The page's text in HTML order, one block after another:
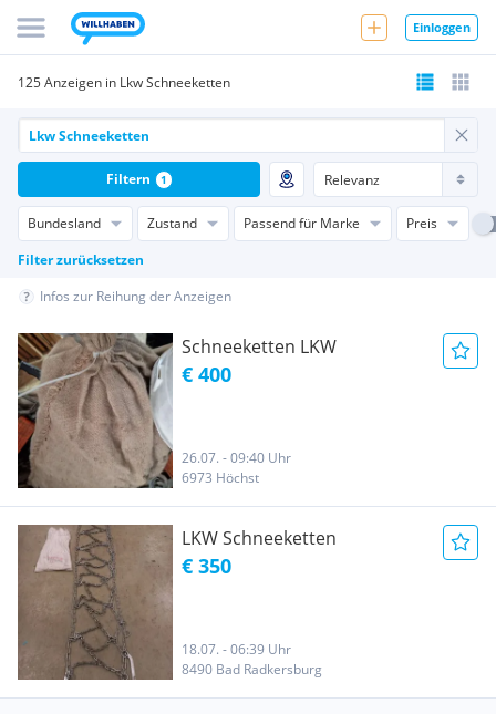
Einloggen
125 Anzeigen in Lkw Schneeketten
Bundesland Zustand Passend für Marke
Preis
Filter zurücksetzen
Filtern 1
Infos zur Reihung der Anzeigen
Schneeketten LKW
€ 400
26.07. - 09:40 Uhr
6973 Höchst
LKW Schneeketten
€ 350
18.07. - 06:39 Uhr
8490 Bad Radkersburg